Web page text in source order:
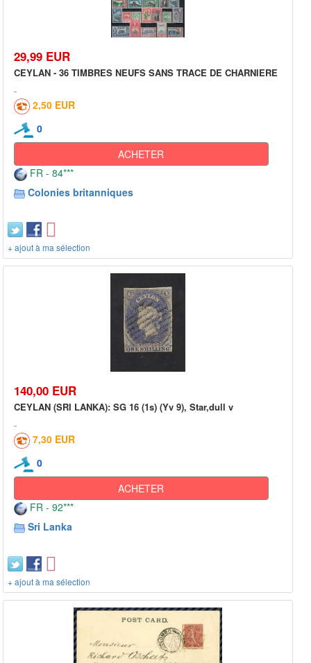
29,99 EUR
CEYLAN - 36 TIMBRES NEUFS SANS TRACE DE CHARNIERE
2,50 EUR
0
ACHETER
FR - 84***
Colonies britanniques
+ ajout à ma sélection
140,00 EUR
CEYLAN (SRI LANKA): SG 16 (1s) (Yv 9), Star,dull v
7,30 EUR
0
ACHETER
FR - 92***
Sri Lanka
+ ajout à ma sélection